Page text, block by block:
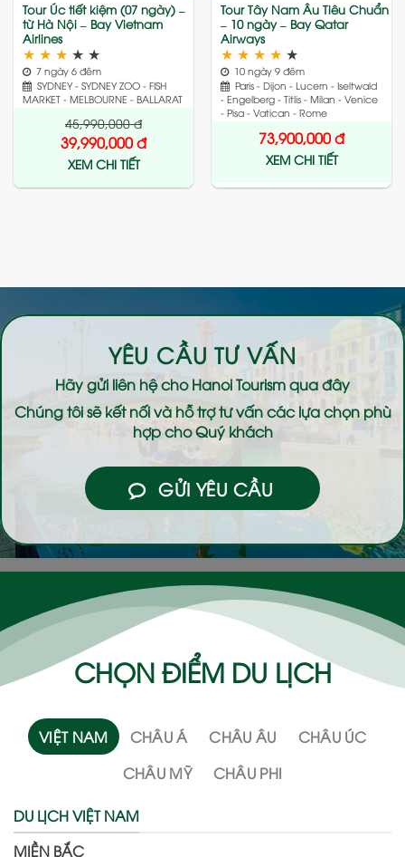
Tour Úc tiết kiệm (07 ngày) –
từ Hà Nội – Bay Vietnam
Airlines
★ ★ ★ ★ ★
7 ngày 6 đêm
SYDNEY - SYDNEY ZOO - FISH
MARKET - MELBOURNE - BALLARAT
45,990,000đ
39,990,000đ
XEM CHI TIẾT
Tour Tây Nam Âu Tiêu Chuẩn
– 10 ngày – Bay Qatar
Airways
★ ★ ★ ★ ★
10 ngày 9 đêm
Paris - Dijon - Lucern - Iseltwald
- Engelberg - Titlis - Milan - Venice
- Pisa - Vatican - Rome
73,900,000đ
XEM CHI TIẾT
YÊU CẦU TƯ VẤN
Hãy gửi liên hệ choHanoi Tourismqua đây
Chúng tôi sẽ kết nối và hỗ trợ tư vấn các lựa chọn phù
hợp cho Quý khách
GỬI YÊU CẦU
CHỌN ĐIỂM DU LỊCH
VIỆT NAM CHÂU Á CHÂU ÂU
CHÂU ÚC
CHÂU MỸ
CHÂU PHI
DU LỊCH VIỆT NAM
MIỀN BẮC